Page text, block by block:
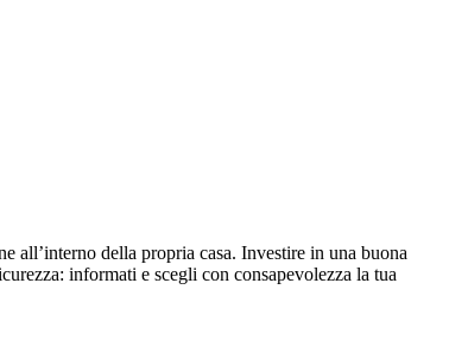
all’interno della propria casa. Investire in una buona
informati e scegli con consapevolezza la tua